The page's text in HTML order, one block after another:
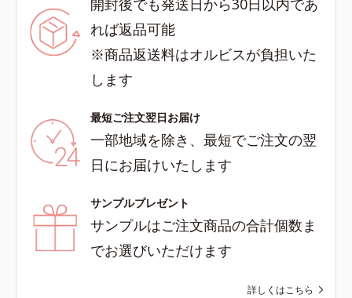
開封後でも発送日から30日以内であ
れば返品可能
※商品返送料はオルビスが負担いた
します
最短ご注文翌日お届け
一部地域を除き、最短でご注文の翌
日にお届けいたします
サンプルプレゼント
サンプルはご注文商品の合計個数ま
でお選びいただけます
詳しくはこちら